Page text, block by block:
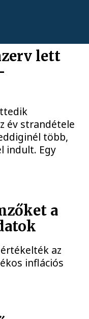
lett
év strandétele
több,
indult. Egy
a
az
inflációs